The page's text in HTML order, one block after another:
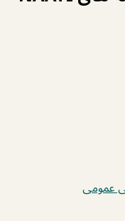
عمومی